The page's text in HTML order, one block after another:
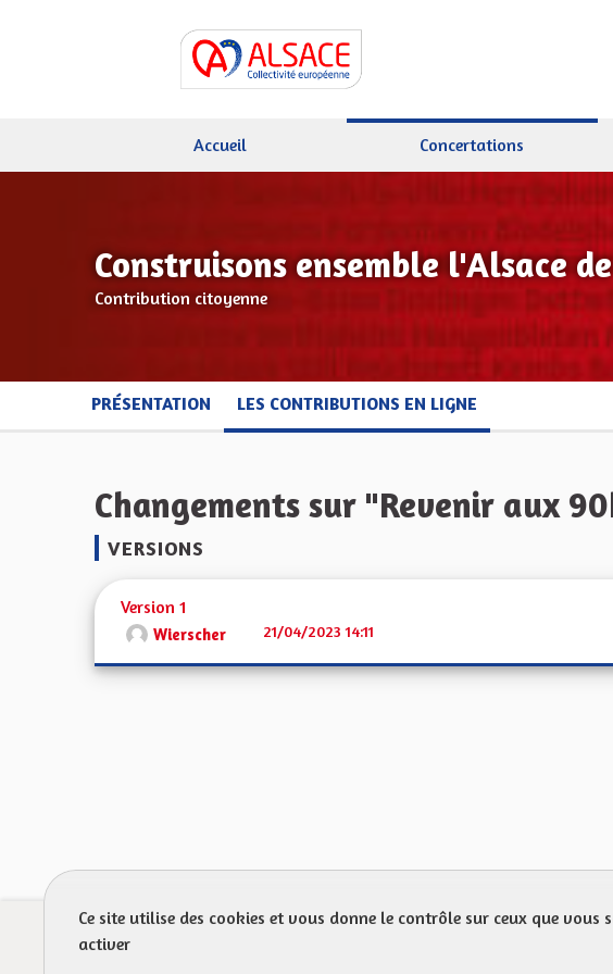
Accueil Concertations
Construisons ensemble l'Alsace
Contribution citoyenne
PRÉSENTATION LES CONTRIBUTIONS EN LIGNE
Changements sur "Revenir aux
VERSIONS
Version 1
Wierscher 21/04/2023 14:11
Ce site utilise des cookies et vous donne le contrôle sur ceux que vous
activer